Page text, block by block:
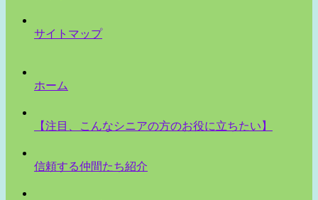
サイトマップ
ホーム
【注目、こんなシニアの方のお役に立ちたい】
信頼する仲間たち紹介